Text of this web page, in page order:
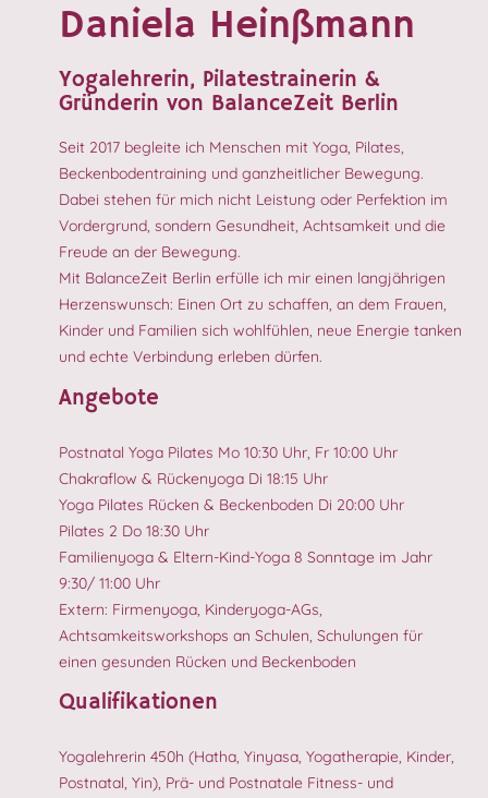
Daniela Heinßmann
Yogalehrerin, Pilatestrainerin &
Gründerin von BalanceZeit Berlin
Seit 2017 begleite ich Menschen mit Yoga, Pilates,
Beckenbodentraining und ganzheitlicher Bewegung.
Dabei stehen für mich nicht Leistung oder Perfektion im
Vordergrund, sondern Gesundheit, Achtsamkeit und die
Freude an der Bewegung.
Mit BalanceZeit Berlin erfülle ich mir einen langjährigen
Herzenswunsch: Einen Ort zu schaffen, an dem Frauen,
Kinder und Familien sich wohlfühlen, neue Energie tanken
und echte Verbindung erleben dürfen.
Angebote
Postnatal Yoga Pilates Mo 10:30 Uhr, Fr 10:00 Uhr
Chakraflow & Rückenyoga Di 18:15 Uhr
Yoga Pilates Rücken & Beckenboden Di 20:00 Uhr
Pilates 2 Do 18:30 Uhr
Familienyoga & Eltern-Kind-Yoga 8 Sonntage im Jahr
9:30/ 11:00 Uhr
Extern: Firmenyoga, Kinderyoga-AGs,
Achtsamkeitsworkshops an Schulen, Schulungen für
einen gesunden Rücken und Beckenboden
Qualifikationen
Yogalehrerin 450h (Hatha, Yinyasa, Yogatherapie, Kinder,
Postnatal, Yin), Prä- und Postnatale Fitness- und